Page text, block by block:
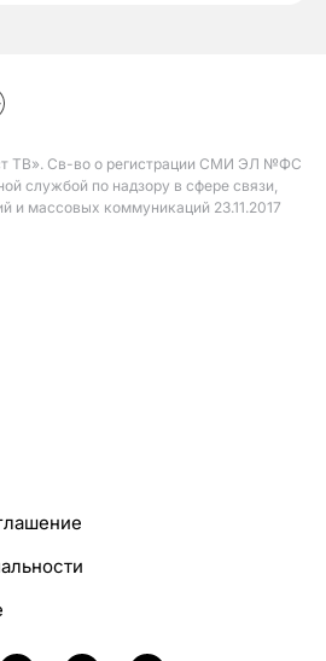
ТВ». Св-во о регистрации СМИ ЭЛ №ФС
службой по надзору в сфере связи,
и массовых коммуникаций 23.11.2017